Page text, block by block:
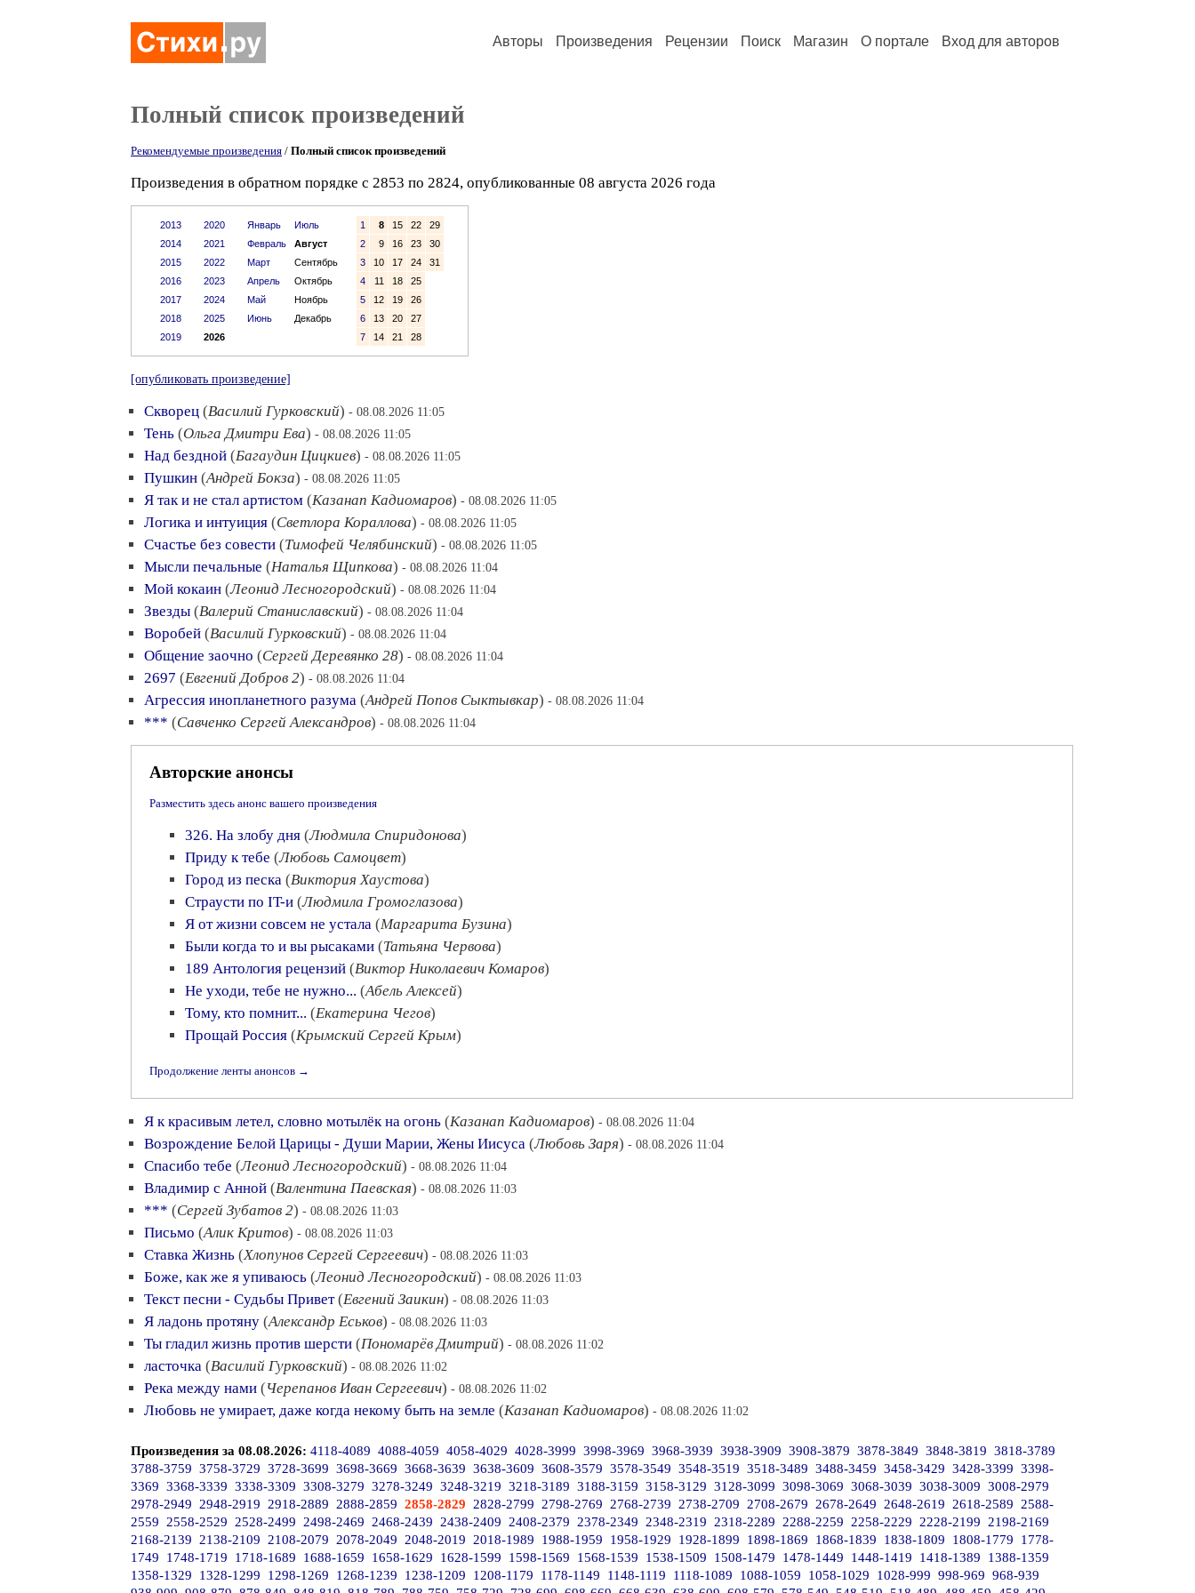
Авторы Произведения Рецензии Поиск Магазин О портале Вход для авторов
Полный список произведений
Рекомендуемые произведения / Полный список произведений
Произведения в обратном порядке с 2853 по 2824, опубликованные 08 августа 2026 года
2013
2014
2015
2016
2017
2018
2019
2020
2021
2022
2023
2024
2025
2026
Январь
Июль
Февраль
Август
Март
Сентябрь
Апрель
Октябрь
Май
Ноябрь
Июнь
Декабрь
1 8 15 22
29
2
9 16 23
30
3
10 17 24
31
4
11 18
25
5
12 19
26
6
13 20
27
7
14 21 28
[опубликовать произведение]
Скворец (Василий Гурковский) - 08.08.2026 11:05
Тень (Ольга Дмитри Ева) - 08.08.2026 11:05
Над бездной (Багаудин Цицкиев) - 08.08.2026 11:05
Пушкин (Андрей Бокза) - 08.08.2026 11:05
Я так и не стал артистом (Казанап Кадиомаров) - 08.08.2026 11:05
Логика и интуиция (Светлора Кораллова) - 08.08.2026 11:05
Счастье без совести (Тимофей Челябинский) - 08.08.2026 11:05
Мысли печальные (Наталья Щипкова) - 08.08.2026 11:04
Мой кокаин (Леонид Лесногородский) - 08.08.2026 11:04
Звезды (Валерий Станиславский) - 08.08.2026 11:04
Воробей (Василий Гурковский) - 08.08.2026 11:04
Общение заочно (Сергей Деревянко 28) - 08.08.2026 11:04
2697 (Евгений Добров 2) - 08.08.2026 11:04
Агрессия инопланетного разума (Андрей Попов Сыктывкар) - 08.08.2026 11:04
*** (Савченко Сергей Александров) - 08.08.2026 11:04
Авторские анонсы
Разместить здесь анонс вашего произведения
326. На злобу дня (Людмила Спиридонова)
Приду к тебе (Любовь Самоцвет)
Город из песка (Виктория Хаустова)
Страусти по IT-и (Людмила Громоглазова)
Я от жизни совсем не устала (Маргарита Бузина)
Были когда то и вы рысаками (Татьяна Червова)
189 Антология рецензий (Виктор Николаевич Комаров)
Не уходи, тебе не нужно... (Абель Алексей)
Тому, кто помнит... (Екатерина Чегов)
Прощай Россия (Крымский Сергей Крым)
Продолжение ленты анонсов →
Я к красивым летел, словно мотылёк на огонь (Казанап Кадиомаров) - 08.08.2026 11:04
Возрождение Белой Царицы - Души Марии, Жены Иисуса (Любовь Заря) - 08.08.2026 11:04
Спасибо тебе (Леонид Лесногородский) - 08.08.2026 11:04
Владимир с Анной (Валентина Паевская) - 08.08.2026 11:03
*** (Сергей Зубатов 2) - 08.08.2026 11:03
Письмо (Алик Критов) - 08.08.2026 11:03
Ставка Жизнь (Хлопунов Сергей Сергеевич) - 08.08.2026 11:03
Боже, как же я упиваюсь (Леонид Лесногородский) - 08.08.2026 11:03
Текст песни - Судьбы Привет(Евгений Заикин) - 08.08.2026 11:03
Я ладонь протяну (Александр Еськов) - 08.08.2026 11:03
Ты гладил жизнь против шерсти (Пономарёв Дмитрий) - 08.08.2026 11:02
ласточка (Василий Гурковский) - 08.08.2026 11:02
Река между нами (Черепанов Иван Сергеевич) - 08.08.2026 11:02
Любовь не умирает, даже когда некому быть на земле (Казанап Кадиомаров) - 08.08.2026 11:02
Произведения за 08.08.2026: 4118-4089 4088-4059 4058-4029 4028-3999 3998-3969 3968-3939 3938-3909 3908-3879 3878-3849 3848-3819 3818-3789
3788-3759 3758-3729 3728-3699 3698-3669 3668-3639 3638-3609 3608-3579 3578-3549 3548-3519 3518-3489 3488-3459 3458-3429 3428-3399 3398-
3369 3368-3339 3338-3309 3308-3279 3278-3249 3248-3219 3218-3189 3188-3159 3158-3129 3128-3099 3098-3069 3068-3039 3038-3009 3008-2979
2978-2949
2948-2919 2918-2889 2888-2859 2858-2829 2828-2799 2798-2769 2768-2739 2738-2709 2708-2679 2678-2649 2648-2619 2618-2589
2588-
2559
2558-2529 2528-2499 2498-2469 2468-2439 2438-2409 2408-2379 2378-2349 2348-2319 2318-2289 2288-2259 2258-2229 2228-2199
2198-2169
2168-2139
2138-2109 2108-2079 2078-2049 2048-2019 2018-1989 1988-1959 1958-1929 1928-1899 1898-1869 1868-1839 1838-1809 1808-1779
1778-
1749
1748-1719 1718-1689 1688-1659 1658-1629 1628-1599 1598-1569 1568-1539 1538-1509 1508-1479 1478-1449 1448-1419 1418-1389
1388-1359
1358-1329
1328-1299 1298-1269 1268-1239 1238-1209 1208-1179 1178-1149 1148-1119 1118-1089 1088-1059 1058-1029 1028-999 998-969 968-939